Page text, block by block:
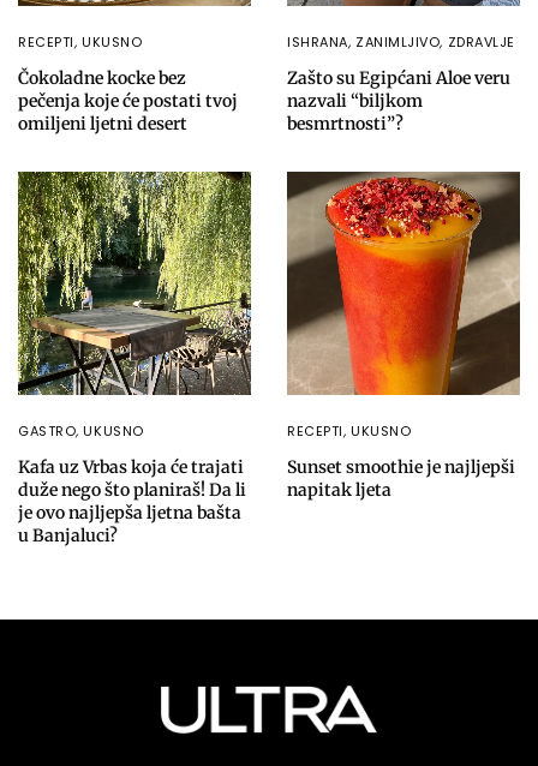
RECEPTI, UKUSNO
Čokoladne kocke bez
pečenja koje će postati tvoj
omiljeni ljetni desert
ISHRANA, ZANIMLJIVO, ZDRAVLJE
Zašto su Egipćani Aloe veru
nazvali “biljkom
besmrtnosti”?
GASTRO,UKUSNO
Kafa uz Vrbas koja će trajati
duže nego što planiraš! Da li
je ovo najljepša ljetna bašta
u Banjaluci?
RECEPTI, UKUSNO
Sunset smoothie je najljepši
napitak ljeta